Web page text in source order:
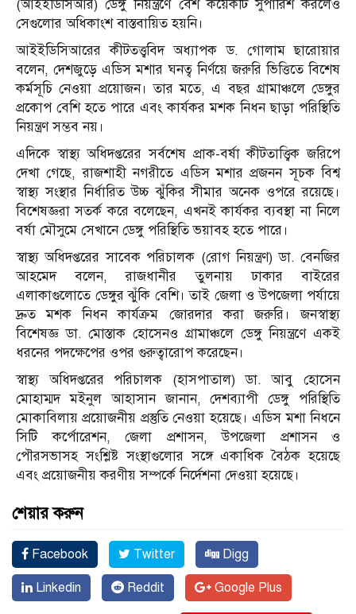
(আইইডিসিআর) ডেঙ্গু নিয়ন্ত্রণে বেশ কয়েকটি সুপারিশ করলেও
সেগুলোর অধিকাংশ বাস্তবায়িত হয়নি।
আইইডিসিআরের কীটতত্ত্ববিদ অধ্যাপক ড. গোলাম ছারোয়ার
বলেন, দেশজুড়ে এডিস মশার ঘনত্ব নির্ণয়ে জরুরি ভিত্তিতে বিশেষ
কর্মসূচি নেওয়া প্রয়োজন। তার মতে, এ বছর গ্রামাঞ্চলে ডেঙ্গুর
প্রকোপ বেশি হতে পারে এবং কার্যকর মশক নিধন ছাড়া পরিস্থিতি
নিয়ন্ত্রণ সম্ভব নয়।
এদিকে স্বাস্থ্য অধিদপ্তরের সর্বশেষ প্রাক-বর্ষা কীটতাত্ত্বিক জরিপে
দেখা গেছে, রাজশাহী নগরীতে এডিস মশার প্রজনন সূচক বিশ্ব
স্বাস্থ্য সংস্থার নির্ধারিত উচ্চ ঝুঁকির সীমার অনেক ওপরে রয়েছে।
বিশেষজ্ঞরা সতর্ক করে বলেছেন, এখনই কার্যকর ব্যবস্থা না নিলে
বর্ষা মৌসুমে সেখানে ডেঙ্গু পরিস্থিতি ভয়াবহ হতে পারে।
স্বাস্থ্য অধিদপ্তরের সাবেক পরিচালক (রোগ নিয়ন্ত্রণ) ডা. বেনজির
আহমেদ বলেন, রাজধানীর তুলনায় ঢাকার বাইরের
এলাকাগুলোতে ডেঙ্গুর ঝুঁকি বেশি। তাই জেলা ও উপজেলা পর্যায়ে
দ্রুত মশক নিধন কার্যক্রম জোরদার করা জরুরি। জনস্বাস্থ্য
বিশেষজ্ঞ ডা. মোস্তাক হোসেনও গ্রামাঞ্চলে ডেঙ্গু নিয়ন্ত্রণে একই
ধরনের পদক্ষেপের ওপর গুরুত্বারোপ করেছেন।
স্বাস্থ্য অধিদপ্তরের পরিচালক (হাসপাতাল) ডা. আবু হোসেন
মোহাম্মদ মইনুল আহাসান জানান, দেশব্যাপী ডেঙ্গু পরিস্থিতি
মোকাবিলায় প্রয়োজনীয় প্রস্তুতি নেওয়া হয়েছে। এডিস মশা নিধনে
সিটি কর্পোরেশন, জেলা প্রশাসন, উপজেলা প্রশাসন ও
পৌরসভাসহ সংশ্লিষ্ট সংস্থাগুলোর সঙ্গে একাধিক বৈঠক হয়েছে
এবং প্রয়োজনীয় করণীয় সম্পর্কে নির্দেশনা দেওয়া হয়েছে।
শেয়ার করুন
Facebook Twitter Digg
Linkedin Reddit Google Plus